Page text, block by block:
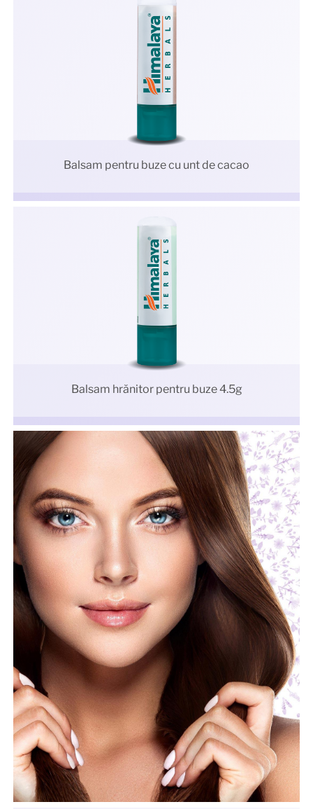
Balsam pentru buze cu unt de cacao
Balsam hrănitor pentru buze 4.5g